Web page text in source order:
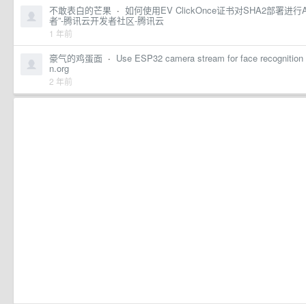
不敢表白的芒果 · 如何使用EV ClickOnce证书对SHA2部署进行
者”-腾讯云开发者社区-腾讯云
1 年前
豪气的鸡蛋面 · Use ESP32 camera stream for face
n.org
2 年前